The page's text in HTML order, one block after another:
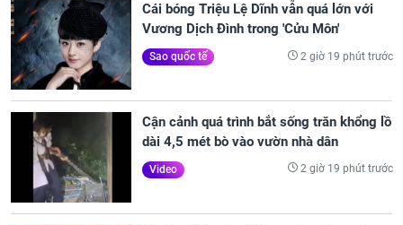
Cái bóng Triệu Lệ Dĩnh vẫn quá lớn với
Vương Dịch Đình trong 'Cửu Môn'
Sao quốc tế 2 giờ 19 phút trước
Cận cảnh quá trình bắt sống trăn khổng lồ
dài 4,5 mét bò vào vườn nhà dân
Video 2 giờ 19 phút trước